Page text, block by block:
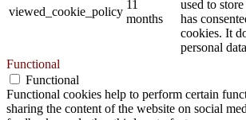
viewed_cookie_policy
11
months
used to
has
cookies. It
personal
Functional
Functional
Functional cookies help to perform certain
sharing the content of the website on social